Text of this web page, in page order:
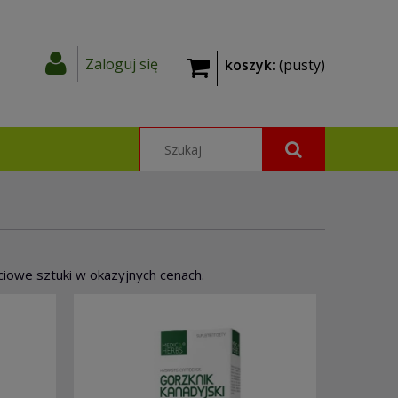
koszyk: (pusty)
Zaloguj się
sztuki w okazyjnych cenach.